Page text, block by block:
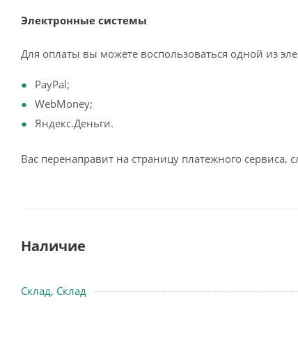
Электронные системы
Для оплаты вы можете воспользоваться одной из
PayPal;
WebMoney;
Яндекс.Деньги.
Вас перенаправит на страницу платежного
Наличие
Склад, Склад